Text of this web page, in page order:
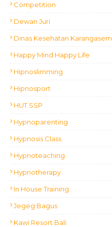
Competition
Dewan Juri
Dinas Kesehatan Karangasem
Happy Mind Happy Life
Hipnoslimming
Hipnosport
HUT SSP
Hypnoparenting
Hypnosis Class
Hypnoteaching
Hypnotherapy
In House Training
Jegeg Bagus
Kawi Resort Bali